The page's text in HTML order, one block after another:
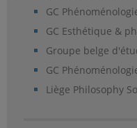
GC
GC Esthétique &
Groupe belge
GC
Liège Philosophy